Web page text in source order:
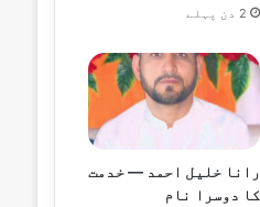
2 دن پہلے
رانا خلیل احمد — خدمت
کا دوسرا نام